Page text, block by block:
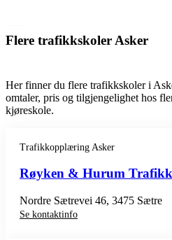
Flere trafikkskoler Asker
Her finner du flere trafikkskoler i
omtaler, pris og tilgjengelighet hos
kjøreskole.
Trafikkopplæring Asker
Røyken & Hurum
Nordre Sætrevei 46, 3475 Sætre
Se kontaktinfo